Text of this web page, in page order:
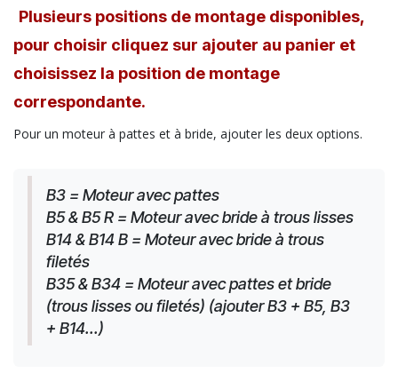
Plusieurs positions de montage disponibles,
pour choisir cliquez sur ajouter au panier et
choisissez la position de montage
correspondante.
Pour un moteur à pattes et à bride, ajouter les deux options.
B3 = Moteur avec pattes
B5 & B5 R = Moteur avec bride à trous lisses
B14 & B14 B = Moteur avec bride à trous
filetés
B35 & B34 = Moteur avec pattes et bride
(trous lisses ou filetés) (ajouter B3 + B5, B3
+ B14...)